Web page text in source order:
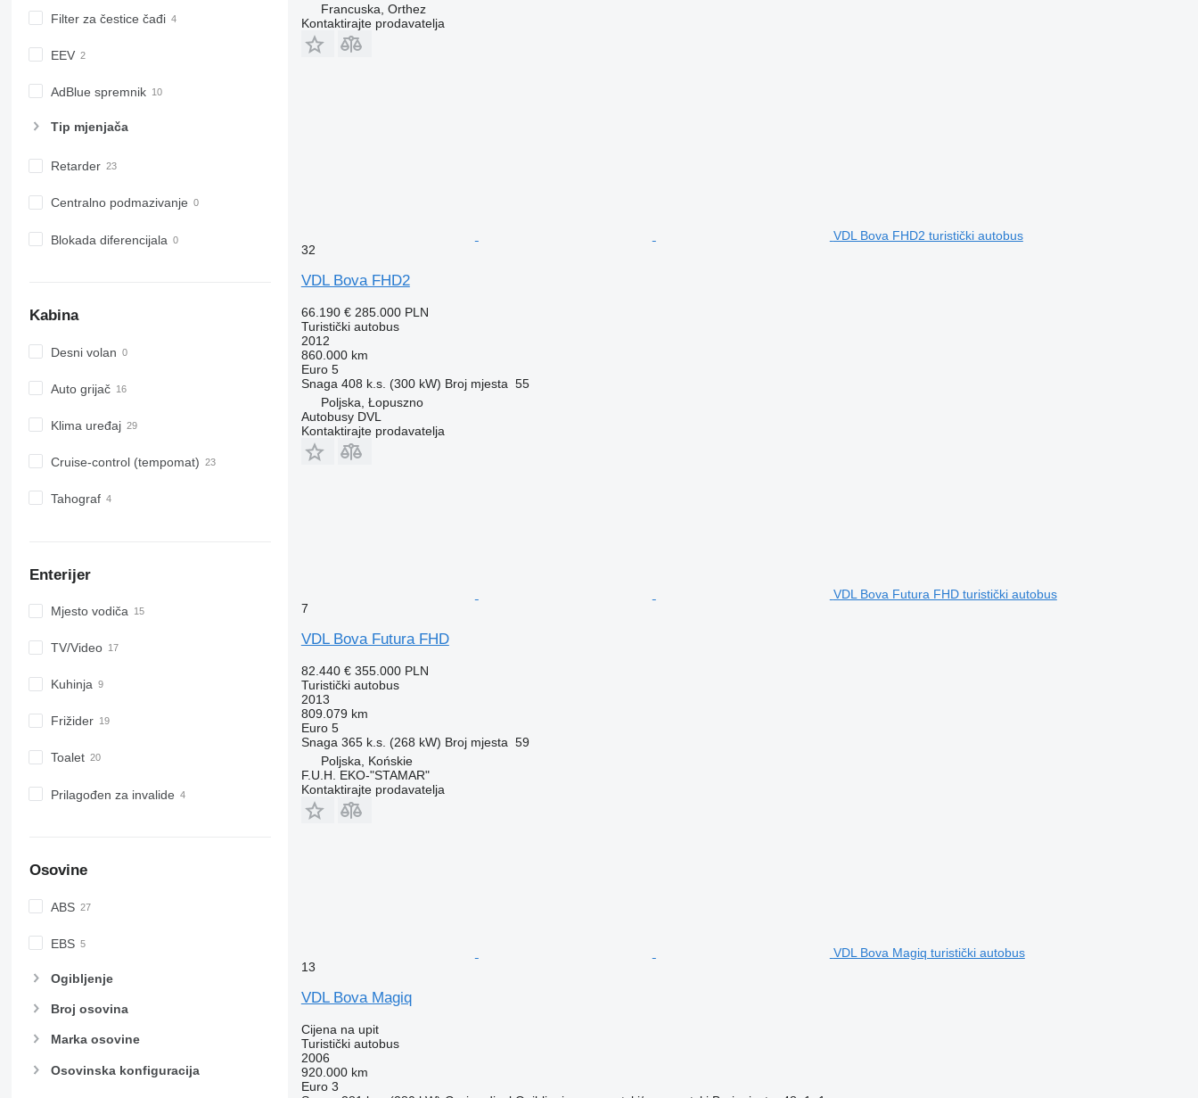
Filter za čestice čađi
EEV
AdBlue spremnik
Tip mјenjača
Retarder
Centralno podmazivanje
Blokada diferencijala
Kabina
Desni volan
Auto grijač
Klima uređaj
Cruise-control (tempomat)
Tahograf
Enterijer
Mjesto vodiča
TV/Video
Kuhinja
Frižider
Toalet
Prilagođen za invalide
Osovine
ABS
EBS
Ogibljenje
Broj osovina
Marka osovine
Osovinska konfiguracija
Francuska, Orthez
Kontaktirajte prodavatelja
VDL Bova FHD2 turistički autobus
32
VDL Bova FHD2
66.190 € 285.000 PLN
Turistički autobus
2012
860.000 km
Euro 5
Snaga 408 k.s. (300 kW) Broj mjesta 55
Poljska, Łopuszno
Autobusy DVL
Kontaktirajte prodavatelja
VDL Bova Futura FHD turistički autobus
7
VDL Bova Futura FHD
82.440 € 355.000 PLN
Turistički autobus
2013
809.079 km
Euro 5
Snaga 365 k.s. (268 kW) Broj mjesta 59
Poljska, Końskie
F.U.H. EKO-"STAMAR"
Kontaktirajte prodavatelja
VDL Bova Magiq turistički autobus
13
VDL Bova Magiq
Cijena na upit
Turistički autobus
2006
920.000 km
Euro 3